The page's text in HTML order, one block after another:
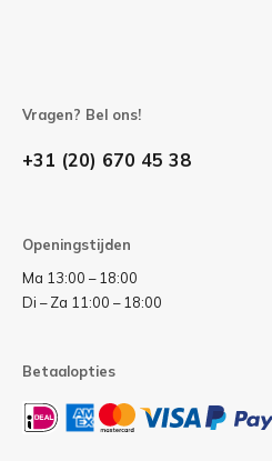
Vragen? Bel ons!
+31 (20) 670 45 38
Openingstijden
Ma 13:00 – 18:00
Di – Za 11:00 – 18:00
Betaalopties